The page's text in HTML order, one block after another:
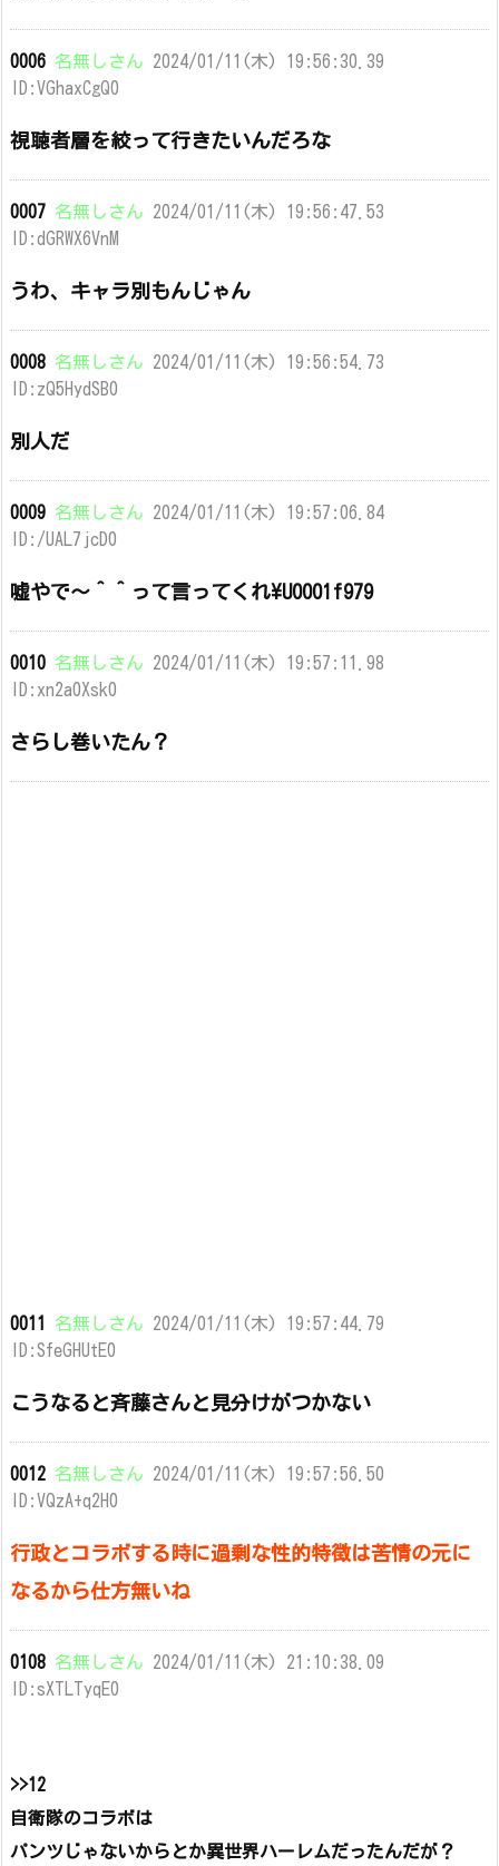
0006 名無しさん 2024/01/11(木) 19:56:30.39
ID:VGhaxCgQ0
視聴者層を絞って行きたいんだろな
0007 名無しさん 2024/01/11(木) 19:56:47.53
ID:dGRWX6VnM
うわ、キャラ別もんじゃん
0008 名無しさん 2024/01/11(木) 19:56:54.73
ID:zQ5HydSB0
別人だ
0009 名無しさん 2024/01/11(木) 19:57:06.84
ID:/UAL7jcD0
嘘やで〜＾＾って言ってくれ\U0001f979
0010 名無しさん 2024/01/11(木) 19:57:11.98
ID:xn2a0Xsk0
さらし巻いたん？
0011 名無しさん 2024/01/11(木) 19:57:44.79
ID:SfeGHUtE0
こうなると斉藤さんと見分けがつかない
0012 名無しさん 2024/01/11(木) 19:57:56.50
ID:VQzA+q2H0
行政とコラボする時に過剰な性的特徴は苦情の元に
なるから仕方無いね
0108 名無しさん 2024/01/11(木) 21:10:38.09
ID:sXTLTyqE0
>>12
自衛隊のコラボは
パンツじゃないからとか異世界ハーレムだったんだが？